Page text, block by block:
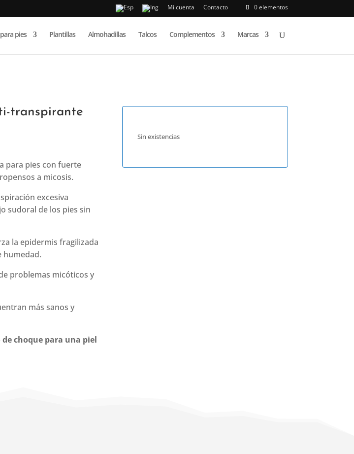
Mi cuenta Contacto 0 elementos
pies Plantillas Almohadillas Talcos Complementos Marcas
Búsqueda
transpirante
para pies con fuerte
a micosis.
excesiva
sudoral de los pies sin
la epidermis fragilizada
humedad.
problemas micóticos y
más sanos y
choque para una piel
Sin existencias